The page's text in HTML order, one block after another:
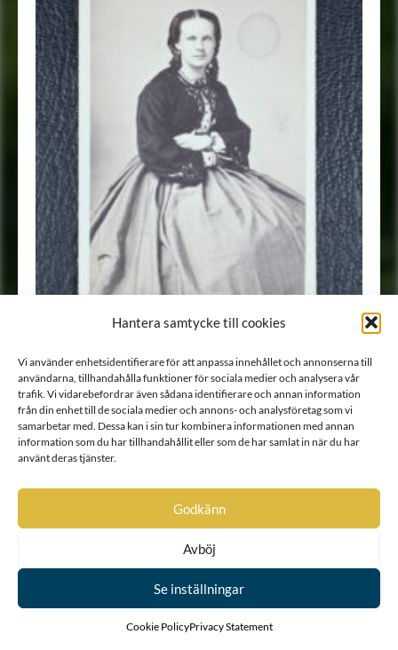
Hantera samtycke till cookies
Vi använder enhetsidentifierare för att anpassa innehållet och annonserna till
användarna, tillhandahålla funktioner för sociala medier och analysera vår
trafik. Vi vidarebefordrar även sådana identifierare och annan information
från din enhet till de sociala medier och annons- och analysföretag som vi
samarbetar med. Dessa kan i sin tur kombinera informationen med annan
information som du har tillhandahållit eller som de har samlat in när du har
använt deras tjänster.
Godkänn
Avböj
Se inställningar
Cookie PolicyPrivacy Statement
Porträtt•Fotografi